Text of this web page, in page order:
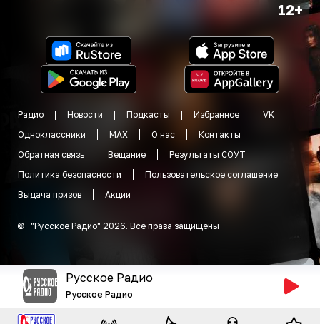
12+
Радио Новости Подкасты Избранное
VK
Одноклассники
MAX О нас
Контакты
Обратная связь
Вещание
Результаты СОУТ
Политика безопасности
Пользовательское соглашение
Выдача призов
Акции
© "Русское Радио" 2026. Все права защищены
Русское Радио
Русское Радио